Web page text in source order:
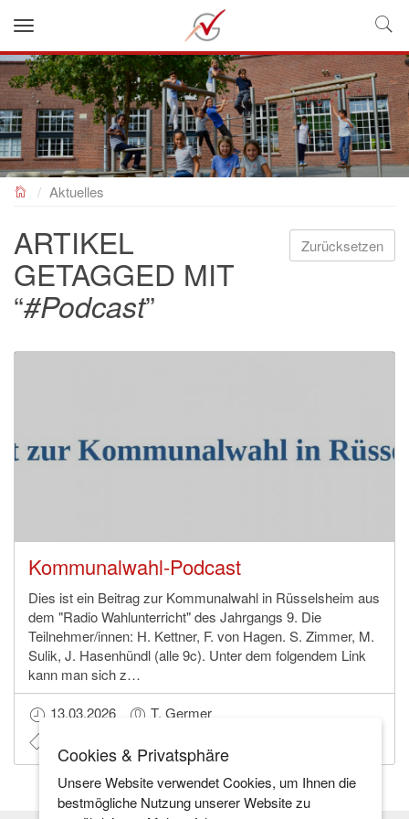
NEUES GYMNASIUM
Aktuelles
Zurücksetzen
ARTIKEL
GETAGGED MIT
“#Podcast”
Kommunalwahl-Podcast
Dies ist ein Beitrag zur Kommunalwahl in Rüsselsheim aus
dem "Radio Wahlunterricht" des Jahrgangs 9. Die
Teilnehmer/innen: H. Kettner, F. von Hagen. S. Zimmer, M.
Sulik, J. Hasenhündl (alle 9c). Unter dem folgendem Link
kann man sich z…
13.03.2026
T. Germer
Cookies & Privatsphäre
Unsere Website verwendet Cookies, um Ihnen die
bestmögliche Nutzung unserer Website zu